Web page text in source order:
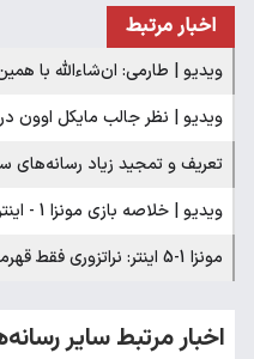
اخبار مرتبط
ویدیو | طارمی: ان‌شاءالله با
ویدیو | نظر جالب مایکل اوون
تعریف و تمجید زیاد
ویدیو | خلاصه بازی مونزا 1 - اینتر 5
مونزا 1-5 اینتر: نراتزوری فقط قهرمانی می‌خواهند!